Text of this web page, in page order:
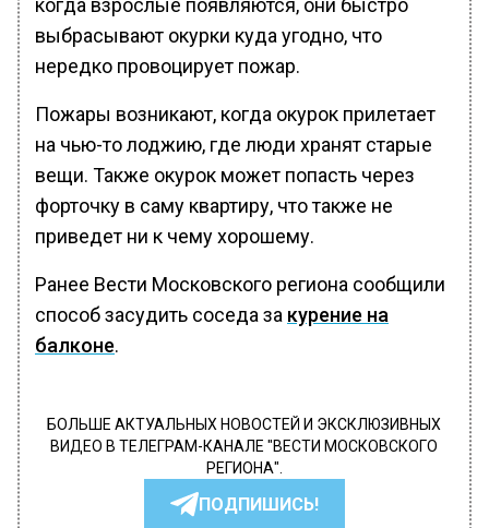
когда взрослые появляются, они быстро
выбрасывают окурки куда угодно, что
нередко провоцирует пожар.
Пожары возникают, когда окурок прилетает
на чью-то лоджию, где люди хранят старые
вещи. Также окурок может попасть через
форточку в саму квартиру, что также не
приведет ни к чему хорошему.
Ранее Вести Московского региона сообщили
способ засудить соседа за курение на
балконе.
БОЛЬШЕ АКТУАЛЬНЫХ НОВОСТЕЙ И ЭКСКЛЮЗИВНЫХ
ВИДЕО В ТЕЛЕГРАМ-КАНАЛЕ "ВЕСТИ МОСКОВСКОГО
РЕГИОНА".
ПОДПИШИСЬ!